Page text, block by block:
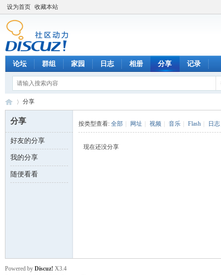
设为首页 收藏本站
论坛 群组 家园 日志 相册 分享 记录
数 ›
分享
分享
好友的分享
我的分享
随便看看
按类型查看: 全部 网址 视频 音乐 Flash 日志
现在还没分享
Powered by Discuz! X3.4